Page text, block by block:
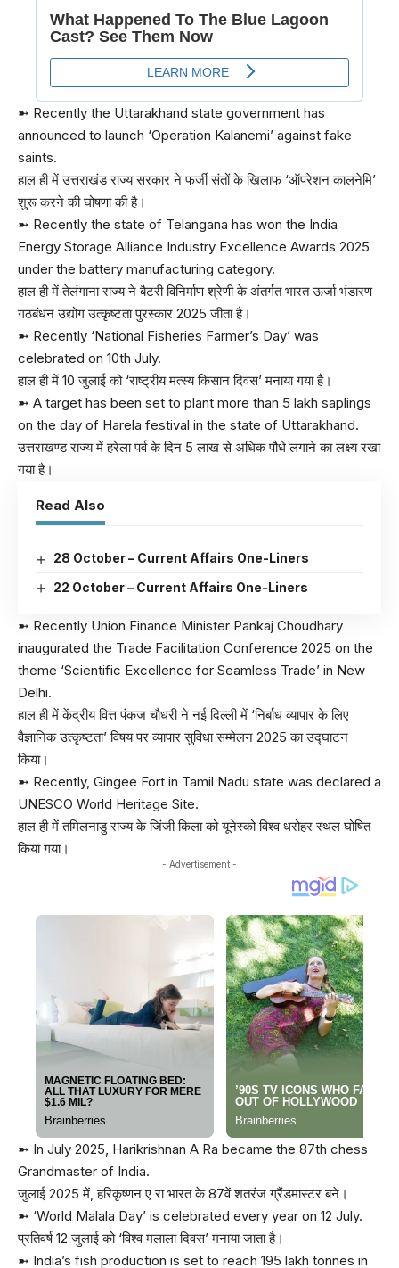
➼ Recently the Uttarakhand state government has
announced to launch ‘Operation Kalanemi’ against fake
saints.
हाल ही में उत्तराखंड राज्य सरकार ने फर्जी संतों के खिलाफ ‘ऑपरेशन कालनेमि’
शुरू करने की घोषणा की है।
➼ Recently the state of Telangana has won the India
Energy Storage Alliance Industry Excellence Awards 2025
under the battery manufacturing category.
हाल ही में तेलंगाना राज्य ने बैटरी विनिर्माण श्रेणी के अंतर्गत भारत ऊर्जा भंडारण
गठबंधन उद्योग उत्कृष्टता पुरस्कार 2025 जीता है।
➼ Recently ‘National Fisheries Farmer’s Day’ was
celebrated on 10th July.
हाल ही में 10 जुलाई को ‘राष्ट्रीय मत्स्य किसान दिवस’ मनाया गया है।
➼ A target has been set to plant more than 5 lakh saplings
on the day of Harela festival in the state of Uttarakhand.
उत्तराखण्ड राज्य में हरेला पर्व के दिन 5 लाख से अधिक पौधे लगाने का लक्ष्य रखा
गया है।
Read Also
28 October – Current Affairs One-Liners
22 October – Current Affairs One-Liners
➼ Recently Union Finance Minister Pankaj Choudhary
inaugurated the Trade Facilitation Conference 2025 on the
theme ‘Scientific Excellence for Seamless Trade’ in New
Delhi.
हाल ही में केंद्रीय वित्त पंकज चौधरी ने नई दिल्ली में ‘निर्बाध व्यापार के लिए
वैज्ञानिक उत्कृष्टता’ विषय पर व्यापार सुविधा सम्मेलन 2025 का उद्घाटन
किया।
➼ Recently, Gingee Fort in Tamil Nadu state was declared a
UNESCO World Heritage Site.
हाल ही में तमिलनाडु राज्य के जिंजी किला को यूनेस्को विश्व धरोहर स्थल घोषित
किया गया।
- Advertisement -
➼ In July 2025, Harikrishnan A Ra became the 87th chess
Grandmaster of India.
जुलाई 2025 में, हरिकृष्णन ए रा भारत के 87वें शतरंज ग्रैंडमास्टर बने।
➼ ‘World Malala Day’ is celebrated every year on 12 July.
प्रतिवर्ष 12 जुलाई को ‘विश्व मलाला दिवस’ मनाया जाता है।
➼ India’s fish production is set to reach 195 lakh tonnes in